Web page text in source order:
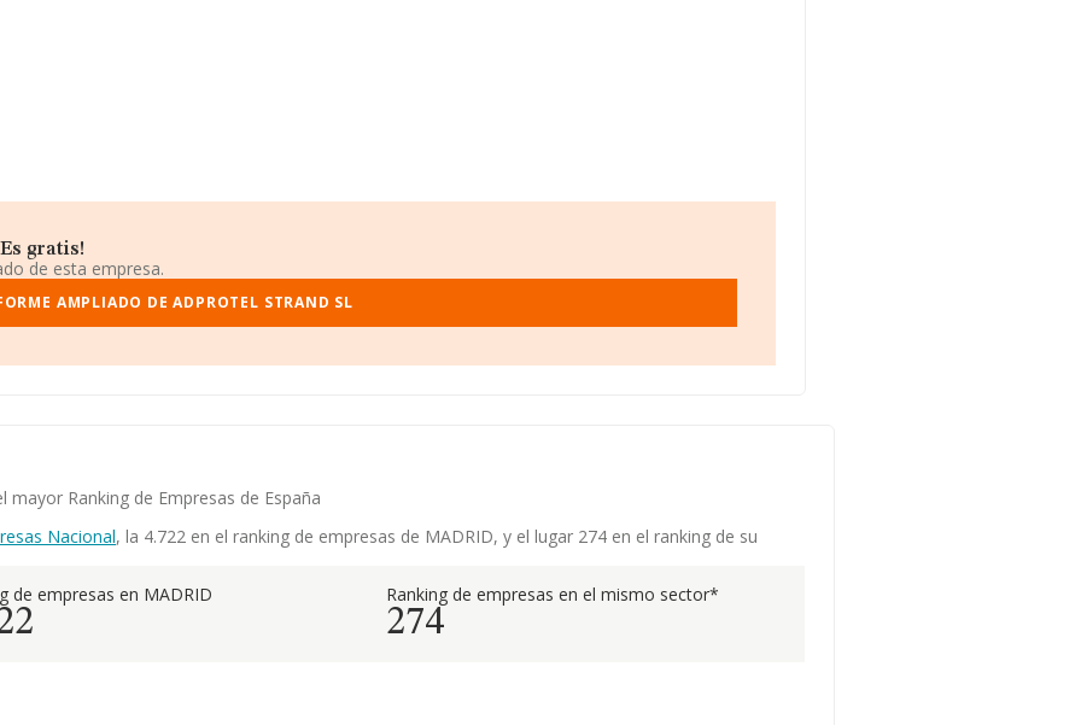
gratis!
de esta empresa.
AMPLIADO DE ADPROTEL STRAND SL
Ranking de Empresas de España
Nacional, la 4.722 en el ranking de empresas de MADRID, y el lugar 274 en el ranking de su
de empresas en MADRID Ranking de empresas en el mismo sector*
274